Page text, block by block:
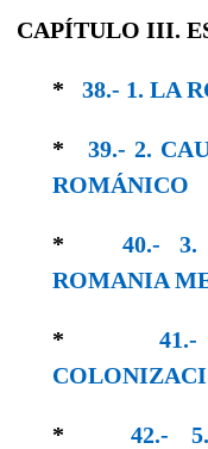
CAPÍTULO III.
* 38.- 1. LA
*39.- 2.
RO­MÁNICO
* 40.- 3.
ROMANIA
*
*42.-